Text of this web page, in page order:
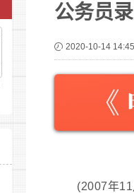
公务员
2020-10-14
(2007年